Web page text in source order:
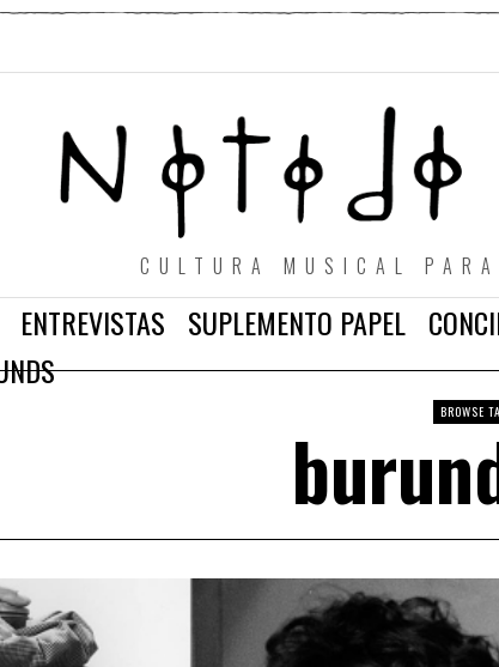
CULTURA MUSICAL
ENTREVISTAS SUPLEMENTO PAPEL
BROWSE